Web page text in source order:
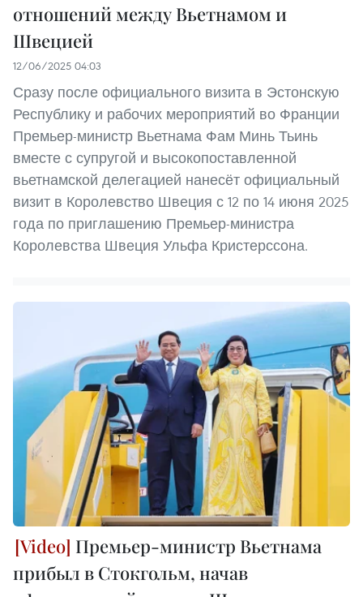
отношений между Вьетнамом и
Швецией
12/06/2025 04:03
Сразу после официального визита в Эстонскую
Республику и рабочих мероприятий во Франции
Премьер-министр Вьетнама Фам Минь Тьинь
вместе с супругой и высокопоставленной
вьетнамской делегацией нанесёт официальный
визит в Королевство Швеция с 12 по 14 июня 2025
года по приглашению Премьер-министра
Королевства Швеция Ульфа Кристерссона.
Премьер-министр Вьетнама
прибыл в Стокгольм, начав